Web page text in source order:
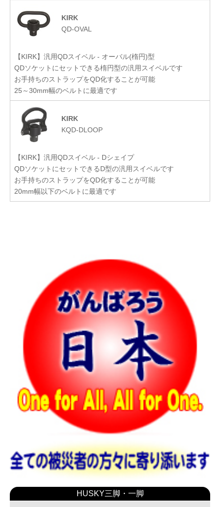
HUSKY三脚・一脚
KIRK
QD-OVAL
【KIRK】汎用QDスイベル - オーバル(楕円)型
QDソケットにセットできる楕円型の汎用スイベルです
お手持ちのストラップをQD化することが可能
25～30mm幅のベルトに最適です
KIRK
KQD-DLOOP
【KIRK】汎用QDスイベル - Dシェイプ
QDソケットにセットできるD型の汎用スイベルです
お手持ちのストラップをQD化することが可能
20mm幅以下のベルトに最適です